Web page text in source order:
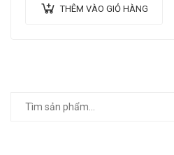
THÊM VÀO GIỎ HÀNG